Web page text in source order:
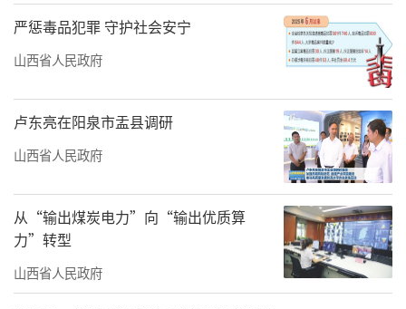
陈少卿在致辞中表示，此次展览不仅展示
了山西丰富的古代建筑资源，还通过精美的摄
严惩毒品犯罪 守护社会安宁
山西省人民政府
卢东亮在阳泉市盂县调研
山西省人民政府
从“输出煤炭电力”向“输出优质算
力”转型
山西省人民政府